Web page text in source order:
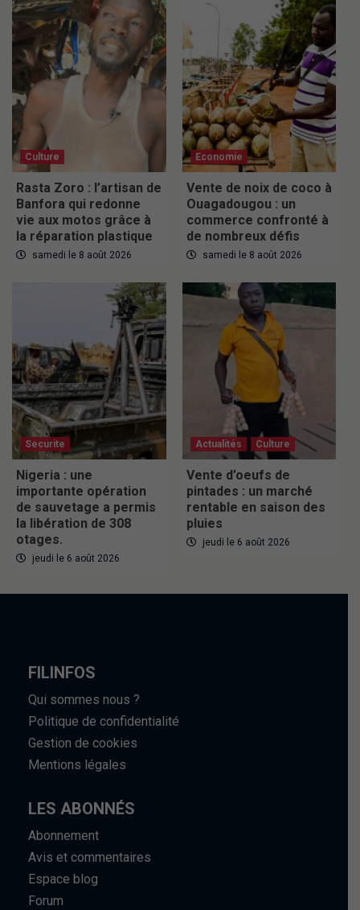
Culture
Rasta Zoro : l’artisan de
Banfora qui redonne
vie aux motos grâce à
la réparation plastique
samedi le 8 août 2026
Economie
Vente de noix de coco à
Ouagadougou : un
commerce confronté à
de nombreux défis
samedi le 8 août 2026
Securite
Nigeria : une
importante opération
de sauvetage a permis
la libération de 308
otages.
jeudi le 6 août 2026
Actualités Culture
Vente d’oeufs de
pintades : un marché
rentable en saison des
pluies
jeudi le 6 août 2026
FILINFOS
Qui sommes nous ?
Politique de confidentialité
Gestion de cookies
Mentions légales
LES ABONNÉS
Abonnement
Avis et commentaires
Espace blog
Forum